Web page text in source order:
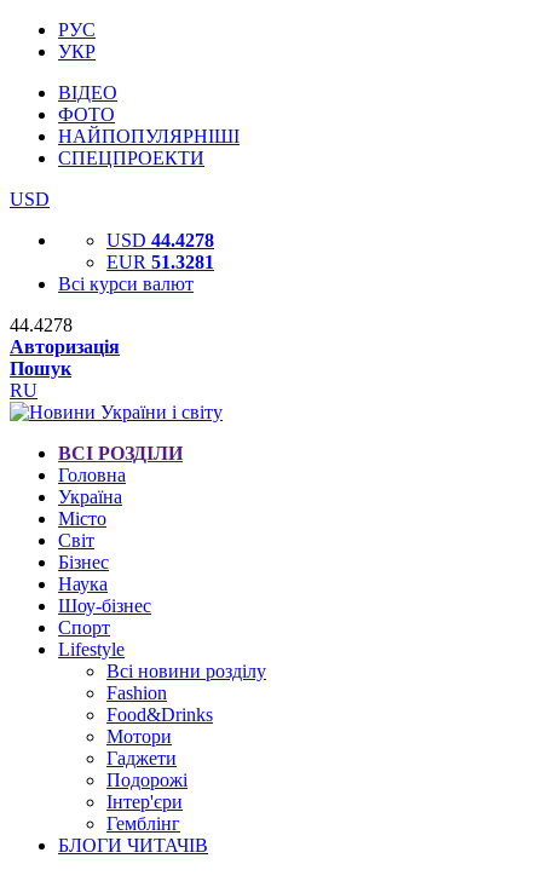
РУС
УКР
ВІДЕО
ФОТО
НАЙПОПУЛЯРНІШІ
СПЕЦПРОЕКТИ
USD
USD 44.4278
EUR 51.3281
Всі курси валют
44.4278
Авторизація
Пошук
RU
ВСІ РОЗДІЛИ
Головна
Україна
Місто
Світ
Бізнес
Наука
Шоу-бізнес
Спорт
Lifestyle
Всі новини розділу
Fashion
Food&Drinks
Мотори
Гаджети
Подорожі
Інтер'єри
Гемблінг
БЛОГИ ЧИТАЧІВ